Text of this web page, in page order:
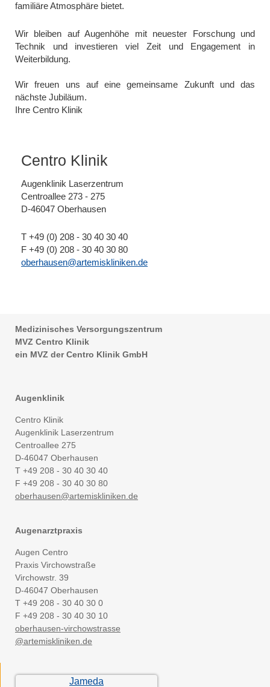
familiäre Atmosphäre bietet.
Wir bleiben auf Augenhöhe mit neuester Forschung und
Technik und investieren viel Zeit und Engagement in
Weiterbildung.
Wir freuen uns auf eine gemeinsame Zukunft und das
nächste Jubiläum.
Ihre Centro Klinik
Centro Klinik
Augenklinik Laserzentrum
Centroallee 273 - 275
D-46047 Oberhausen
T +49 (0) 208 - 30 40 30 40
F +49 (0) 208 - 30 40 30 80
oberhausen@artemiskliniken.de
Medizinisches Versorgungszentrum
MVZ Centro Klinik
ein MVZ der Centro Klinik GmbH
Augenklinik
Centro Klinik
Augenklinik Laserzentrum
Centroallee 275
D-46047 Oberhausen
T +49 208 - 30 40 30 40
F +49 208 - 30 40 30 80
oberhausen@artemiskliniken.de
Augenarztpraxis
Augen Centro
Praxis Virchowstraße
Virchowstr. 39
D-46047 Oberhausen
T +49 208 - 30 40 30 0
F +49 208 - 30 40 30 10
oberhausen-virchowstrasse
@artemiskliniken.de
Jameda